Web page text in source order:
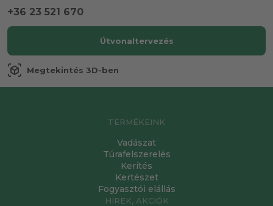
+36 23 521 670
Útvonaltervezés
view_in_ar Megtekintés 3D-ben
TERMÉKEINK
Vadászat
Túrafelszerelés
Kerítés
Kertészet
Fogyasztói elállás
HÍREK, AKCIÓK